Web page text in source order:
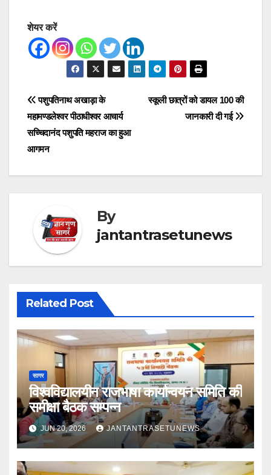
शेयर करें
Post
navigation
स्कूली छात्रों को डायल 100 की
जानकारी दी गई
पशुपतिनाथ अखाड़ा के
महामण्डलेश्वर पीठाधीश्वर आचार्य
सच्चिदानंद पशुपति महराज का हुआ
आगमन
By
jantantrasetunews
Related Post
सागर
विश्वविद्यालयीन राजभाषा कार्यान्वयन समिति की
समीक्षा बैठक सम्पन्न
JUN 20, 2026 JANTANTRASETUNEWS